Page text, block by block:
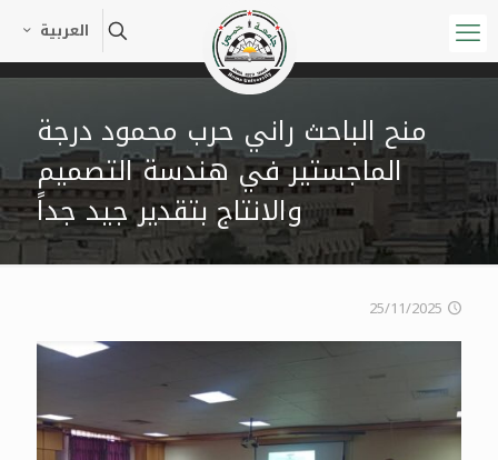
العربية
منح الباحث راني حرب محمود درجة
الماجستير في هندسة التصميم
والانتاج بتقدير جيد جداً
25/11/2025